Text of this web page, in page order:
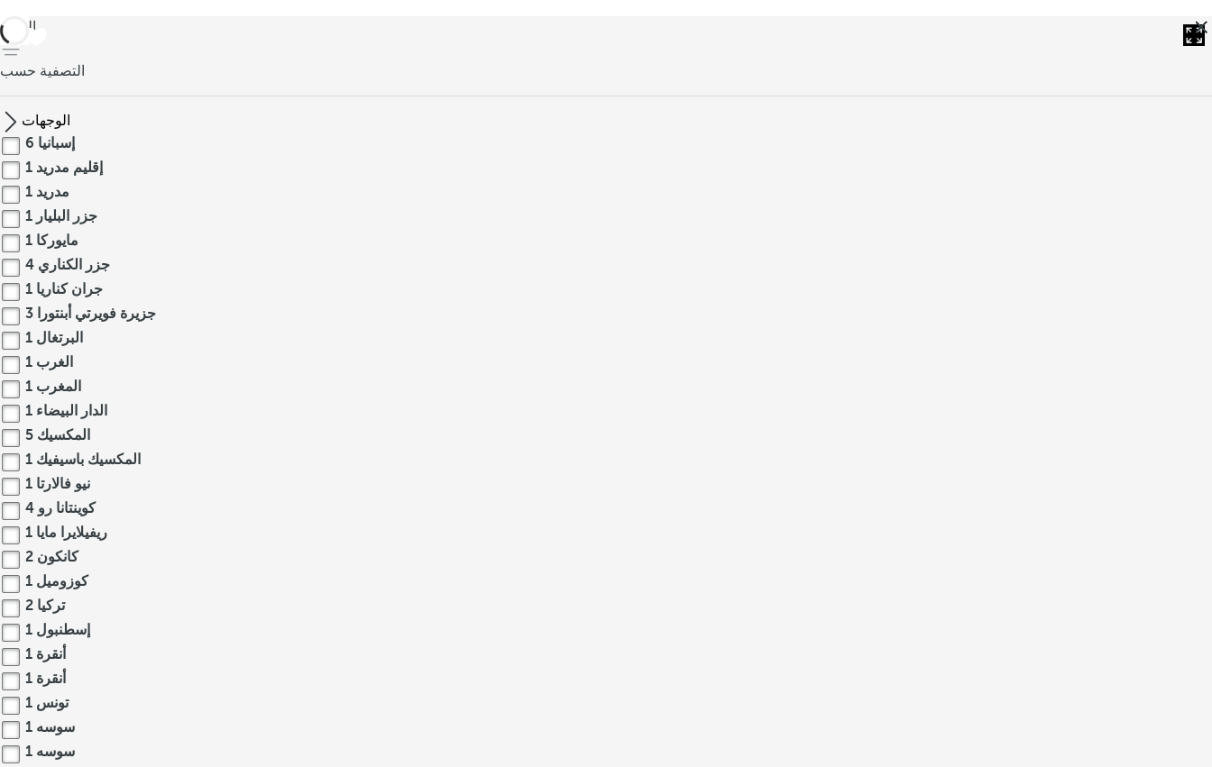
العودة
التصفية حسب
الوجهات
إسبانيا 6
إقليم مدريد 1
مدريد 1
جزر البليار 1
مايوركا 1
جزر الكناري 4
جران كناريا 1
جزيرة فويرتي أبنتورا 3
البرتغال 1
الغرب 1
المغرب 1
الدار البيضاء 1
المكسيك 5
المكسيك باسيفيك 1
نيو فالارتا 1
كوينتانا رو 4
ريفيلايرا مايا 1
كانكون 2
كوزوميل 1
تركيا 2
إسطنبول 1
أنقرة 1
أنقرة 1
تونس 1
سوسه 1
سوسه 1